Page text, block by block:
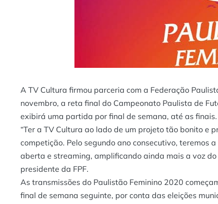
A TV Cultura firmou parceria com a Federação
novembro, a reta final do Campeonato Paulista de
exibirá uma partida por final de semana, até as finais.
“Ter a TV Cultura ao lado de um projeto tão bonito e
competição. Pelo segundo ano consecutivo, teremos
aberta e streaming, amplificando ainda mais a voz
presidente da FPF.
As transmissões do Paulistão Feminino 2020
final de semana seguinte, por conta das eleições